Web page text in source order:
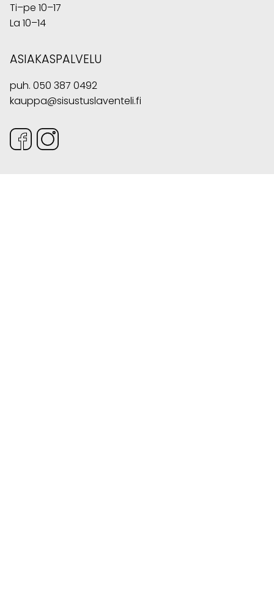
Ti–pe 10–17
La 10–14
ASIAKASPALVELU
puh. 050 387 0492
kauppa@sisustuslaventeli.fi